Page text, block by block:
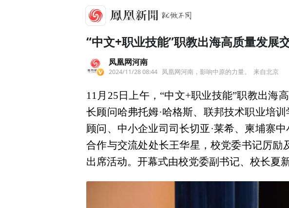
“中文+职业技能”职教出海高质量发展
凤凰网河南
2024/11/28 08:44 凤凰网河南，影响中原的力量。 来自北京
11月25日上午，“中文+职业技能”职教出海
长顾问哈弗托姆·哈格斯、联邦技术职业培
顾问、中小企业司司长切亚·莱希、柬埔寨
合作与交流处处长王华星，校党委书记厉励
出席活动。开幕式由校党委副书记、校长夏